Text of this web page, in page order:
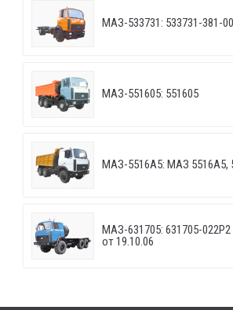
МАЗ-533731: 533731-381-
МАЗ-551605: 551605
МАЗ-5516А5: МАЗ 5516А5,
МАЗ-631705: 631705-
от 19.10.06